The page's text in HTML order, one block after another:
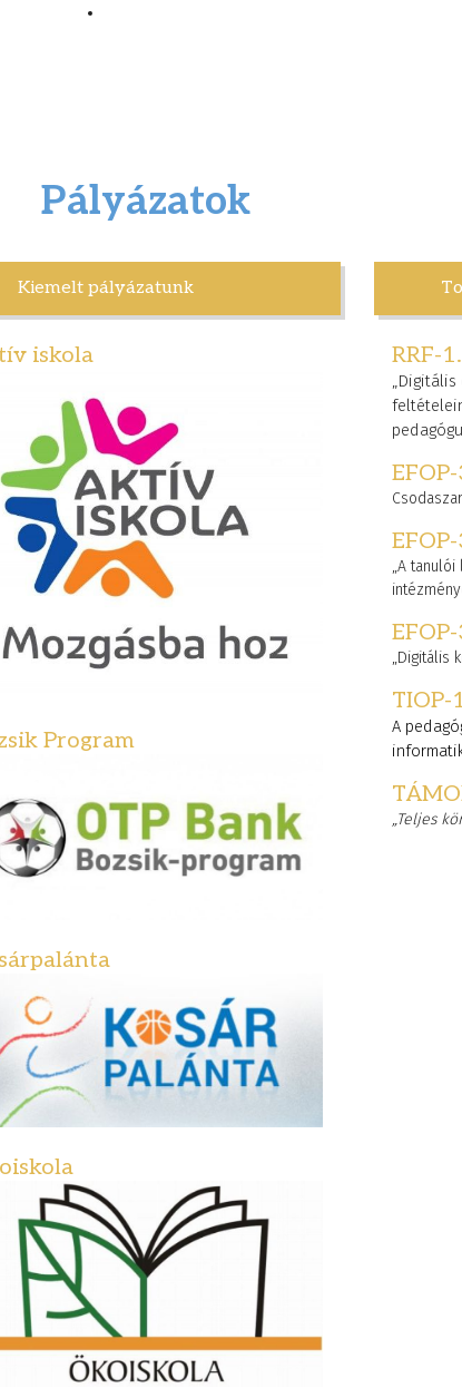
Pályázatok
Kiemelt pályázatunk
iskola
Program
RRF-
„A
„Digitális
A
„Teljes